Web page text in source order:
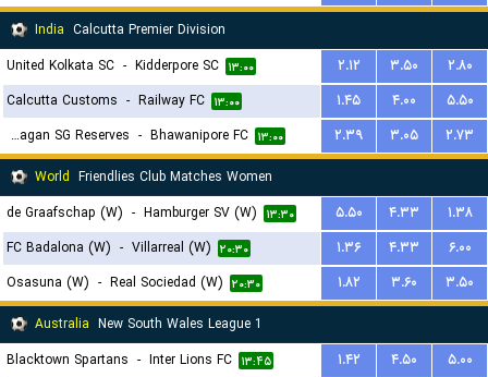
۱۳:۳۰India Calcutta Premier Division
United Kolkata SC - Kidderpore SC ۱۳:۰۰ ۲.۱۲ ۳.۵۰
۲.۸۰
Calcutta Customs - Railway FC ۱۳:۰۰ ۱.۴۵ ۴.۰۰
۵.۵۰
Mohun Bagan SG Reserves
- Bhawanipore FC ۱۳:۰۰ ۲.۳۹ ۳.۰۵
۲.۷۳
World Friendlies Club Matches Women
de Graafschap (W) - Hamburger SV (W) ۱۳:۳۰ ۵.۵۰ ۴.۳۳
۱.۳۸
FC Badalona (W) - Villarreal (W) ۲۰:۳۰ ۱.۳۶ ۴.۳۳
۶.۰۰
Osasuna (W) - Real Sociedad (W) ۲۰:۳۰ ۱.۸۲ ۳.۶۰
۳.۵۰
Australia New South Wales League 1
Blacktown Spartans - Inter Lions FC ۱۳:۴۵ ۱.۴۲ ۴.۵۰
۵.۰۰